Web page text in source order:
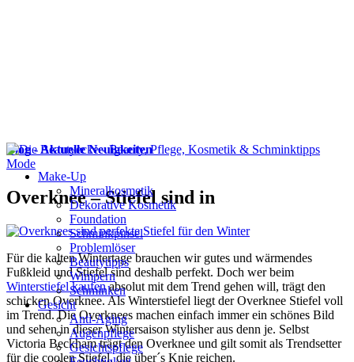
Make-Up
Mineralkosmetik
Dekorative Kosmetik
Foundation
Schminkpinsel
Problemlöser
Beautytipps
Wimpern
Schminken
Gesicht
Anti-Aging
Augenpflege
Gesichtspflege
Blog - Aktuelle Neuigkeiten
Mode
Overknee – Stiefel sind in
Für die kalten Wintertage brauchen wir gutes und wärmendes
Fußkleid und Stiefel sind deshalb perfekt. Doch wer beim
Winterstiefel kaufenabsolut mit dem Trend gehen will, trägt den
schicken Overknee. Als Winterstiefel liegt der Overknee Stiefel voll
im Trend. Die Overknees machen einfach immer ein schönes Bild
und sehen in dieser Wintersaison stylisher aus denn je. Selbst
Victoria Beckham trägt den Overknee und gilt somit als Trendsetter
für die coolen Stiefel, die über´s Knie reichen.